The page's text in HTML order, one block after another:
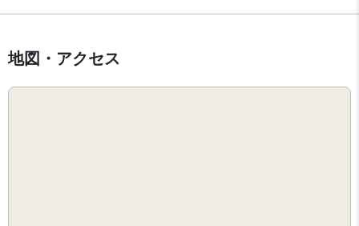
地図・アクセス